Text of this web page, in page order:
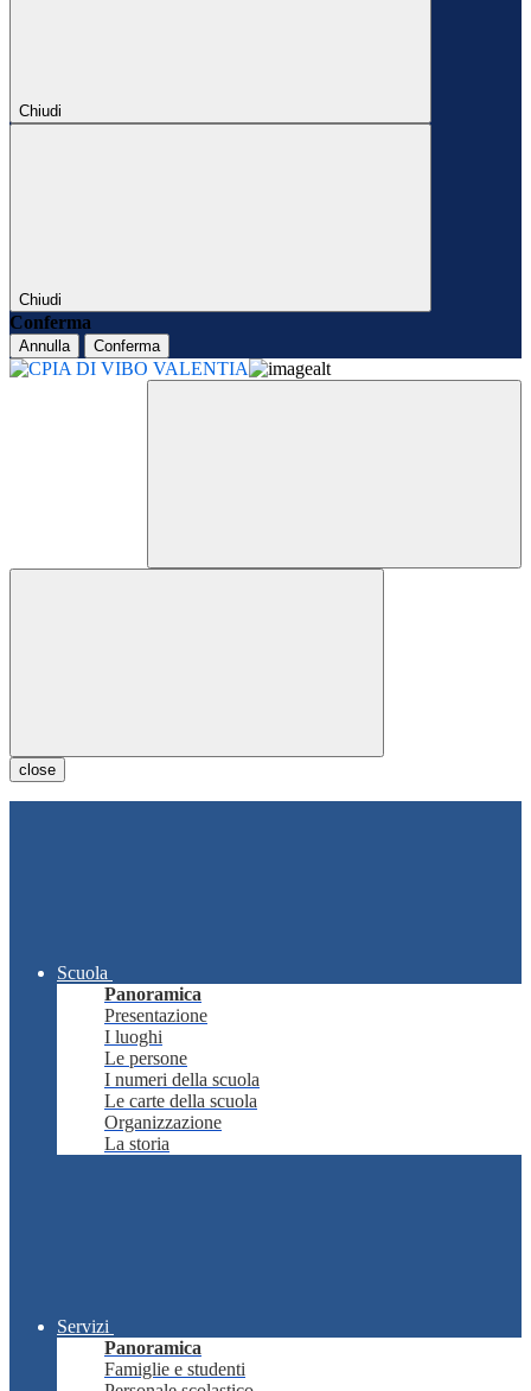
Chiudi
Chiudi
Conferma
Annulla Conferma
close
Scuola
Panoramica
Presentazione
I luoghi
Le persone
I numeri della scuola
Le carte della scuola
Organizzazione
La storia
Servizi
Panoramica
Famiglie e studenti